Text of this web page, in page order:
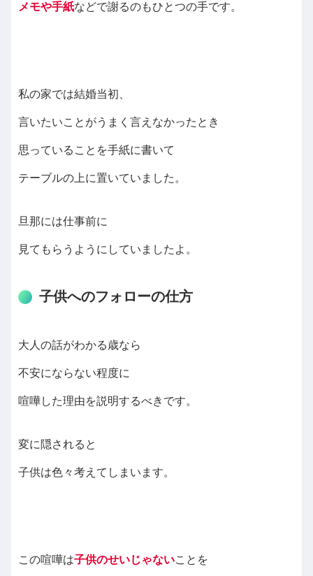
メモや手紙などで謝るのもひとつの手です。
私の家では結婚当初、
言いたいことがうまく言えなかったとき
思っていることを手紙に書いて
テーブルの上に置いていました。
旦那には仕事前に
見てもらうようにしていましたよ。
子供へのフォローの仕方
大人の話がわかる歳なら
不安にならない程度に
喧嘩した理由を説明するべきです。
変に隠されると
子供は色々考えてしまいます。
この喧嘩は子供のせいじゃないことを